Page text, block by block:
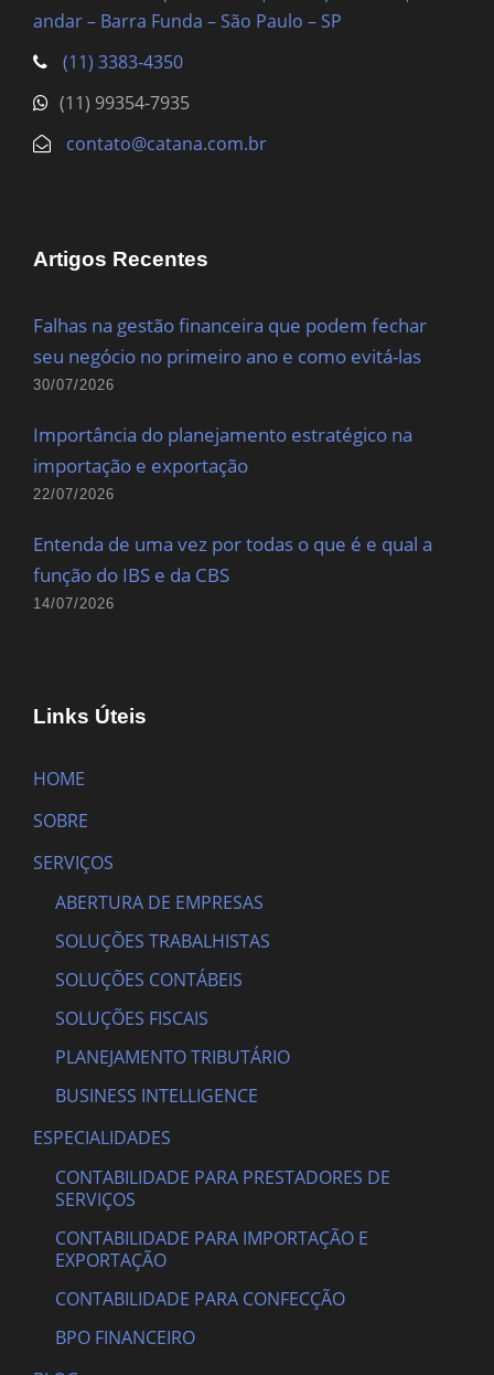
andar – Barra Funda – São Paulo – SP
(11) 3383-4350
(11) 99354-7935
contato@catana.com.br
Artigos Recentes
Falhas na gestão financeira que podem fechar
seu negócio no primeiro ano e como evitá-las
30/07/2026
Importância do planejamento estratégico na
importação e exportação
22/07/2026
Entenda de uma vez por todas o que é e qual a
função do IBS e da CBS
14/07/2026
Links Úteis
HOME
SOBRE
SERVIÇOS
ABERTURA DE EMPRESAS
SOLUÇÕES TRABALHISTAS
SOLUÇÕES CONTÁBEIS
SOLUÇÕES FISCAIS
PLANEJAMENTO TRIBUTÁRIO
BUSINESS INTELLIGENCE
ESPECIALIDADES
CONTABILIDADE PARA PRESTADORES DE
SERVIÇOS
CONTABILIDADE PARA IMPORTAÇÃO E
EXPORTAÇÃO
CONTABILIDADE PARA CONFECÇÃO
BPO FINANCEIRO